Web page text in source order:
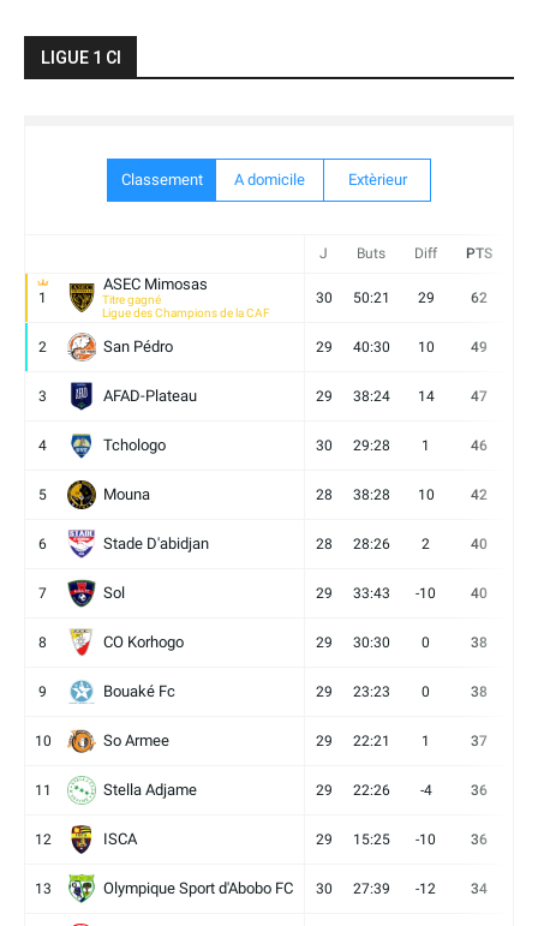
LIGUE 1 CI
Classement A domicile Extèrieur
J Buts Diff PTS
1
ASEC Mimosas
Titre gagné
Ligue des Champions de la CAF
30 50:21 29 62
2 San Pédro 29 40:30 10 49
3 AFAD-Plateau 29 38:24 14 47
4 Tchologo 30 29:28 1 46
5 Mouna 28 38:28 10 42
6 Stade D'abidjan 28 28:26 2 40
7 Sol 29 33:43 -10 40
8 CO Korhogo 29 30:30 0 38
9 Bouaké Fc 29 23:23 0 38
10 So Armee 29 22:21 1 37
11 Stella Adjame 29 22:26 -4 36
12 ISCA 29 15:25 -10 36
13 Olympique Sport d'Abobo FC 30 27:39 -12 34